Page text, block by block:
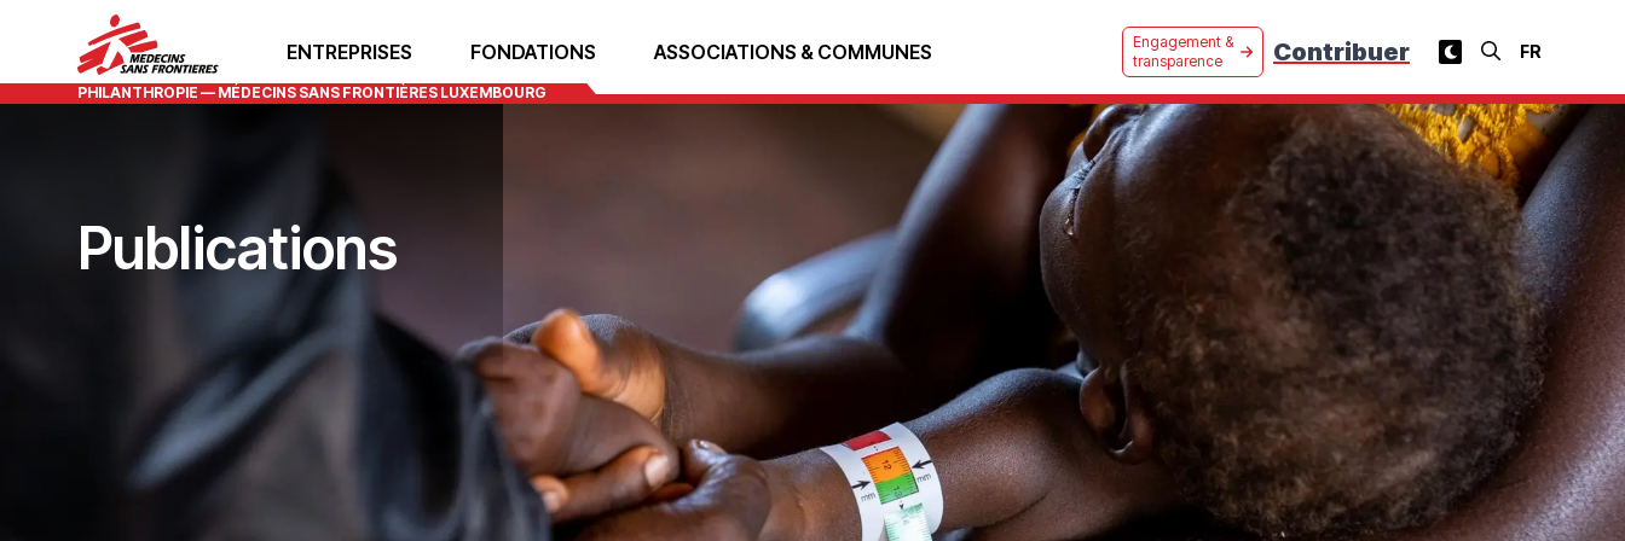
ENTREPRISES FONDATIONS ASSOCIATIONS & COMMUNES
Engagement &
transparence
Contribuer
PHILANTHROPIE — MÉDECINS SANS FRONTIÈRES LUXEMBOURG
Publications